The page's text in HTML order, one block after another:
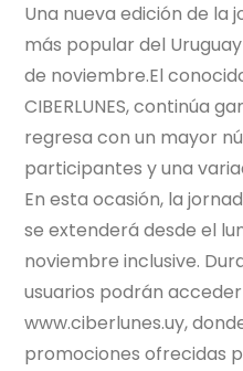
Una nueva edición de la
más popular del Uruguay
de noviembre.El
CIBERLUNES, continúa
regresa con un mayor
participantes y una
En esta ocasión, la
se extenderá desde el
noviembre inclusive.
usuarios podrán
www.ciberlunes.uy,
promociones ofrecidas